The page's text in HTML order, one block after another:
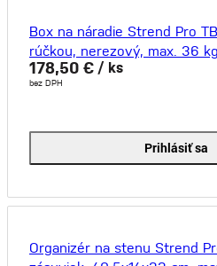
Box na náradie Strend Pro
rúčkou, nerezový, max. 36 kg
178,50 € / ks
bez DPH
Prihlásiť sa
Organizér na stenu Strend